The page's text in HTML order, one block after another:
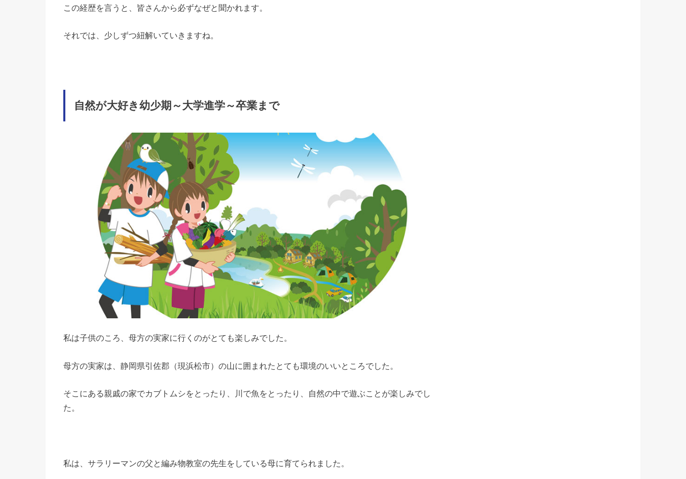
この経歴を言うと、皆さんから必ずなぜと聞かれます。
それでは、少しずつ紐解いていきますね。
自然が大好き幼少期～大学進学～卒業まで
私は子供のころ、母方の実家に行くのがとても楽しみでした。
母方の実家は、静岡県引佐郡（現浜松市）の山に囲まれたとても環境のいいところでした。
そこにある親戚の家でカブトムシをとったり、川で魚をとったり、自然の中で遊ぶことが楽しみでし
た。
私は、サラリーマンの父と編み物教室の先生をしている母に育てられました。